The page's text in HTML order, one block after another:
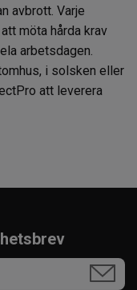
avbrott. Varje
möta hårda krav
arbetsdagen.
i solsken eller
att leverera